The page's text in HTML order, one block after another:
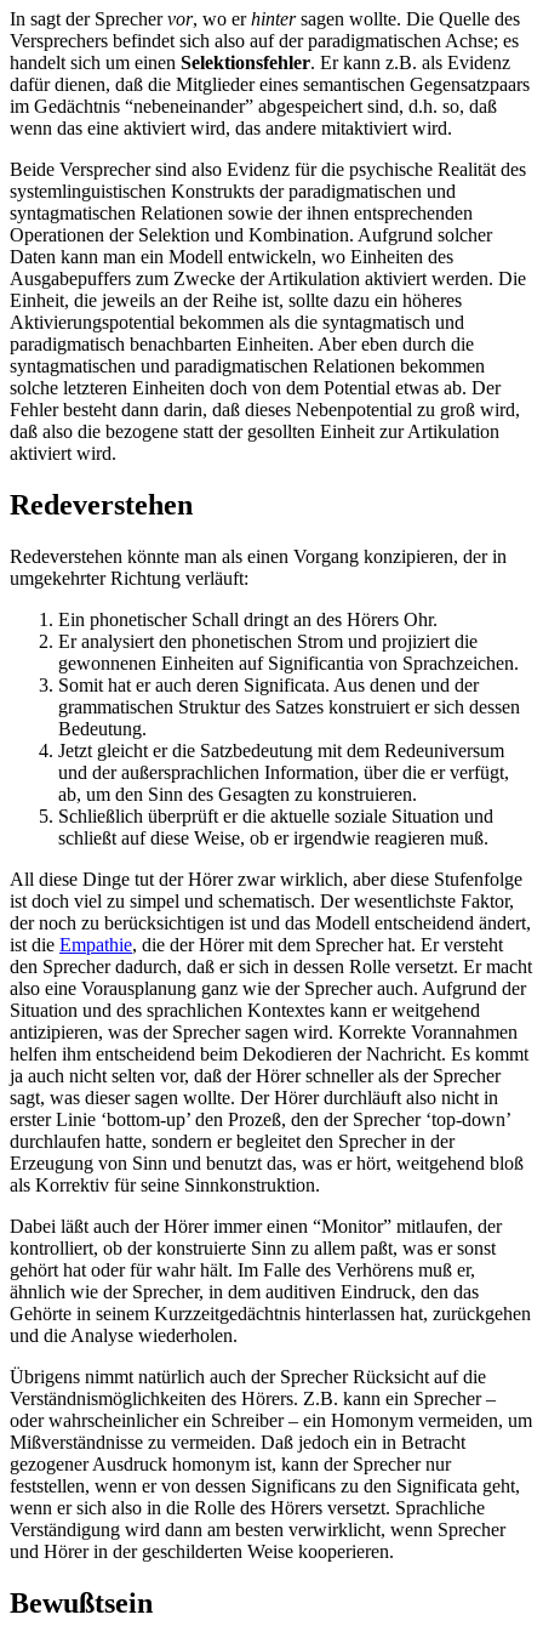
In sagt der Sprechervor, wo erhintersagen wollte. Die Quelle des
Versprechers befindet sich also auf der paradigmatischen Achse; es
handelt sich um einen Selektionsfehler. Er kann z.B. als Evidenz
dafür dienen, daß die Mitglieder eines semantischen Gegensatzpaars
im Gedächtnis “nebeneinander” abgespeichert sind, d.h. so, daß
wenn das eine aktiviert wird, das andere mitaktiviert wird.
Beide Versprecher sind also Evidenz für die psychische Realität des
systemlinguistischen Konstrukts der paradigmatischen und
syntagmatischen Relationen sowie der ihnen entsprechenden
Operationen der Selektion und Kombination. Aufgrund solcher
Daten kann man ein Modell entwickeln, wo Einheiten des
Ausgabepuffers zum Zwecke der Artikulation aktiviert werden. Die
Einheit, die jeweils an der Reihe ist, sollte dazu ein höheres
Aktivierungspotential bekommen als die syntagmatisch und
paradigmatisch benachbarten Einheiten. Aber eben durch die
syntagmatischen und paradigmatischen Relationen bekommen
solche letzteren Einheiten doch von dem Potential etwas ab. Der
Fehler besteht dann darin, daß dieses Nebenpotential zu groß wird,
daß also die bezogene statt der gesollten Einheit zur Artikulation
aktiviert wird.
Redeverstehen
Redeverstehen könnte man als einen Vorgang konzipieren, der in
umgekehrter Richtung verläuft:
Ein phonetischer Schall dringt an des Hörers Ohr.
Er analysiert den phonetischen Strom und projiziert die
gewonnenen Einheiten auf Significantia von Sprachzeichen.
Somit hat er auch deren Significata. Aus denen und der
grammatischen Struktur des Satzes konstruiert er sich dessen
Bedeutung.
Jetzt gleicht er die Satzbedeutung mit dem Redeuniversum
und der außersprachlichen Information, über die er verfügt,
ab, um den Sinn des Gesagten zu konstruieren.
Schließlich überprüft er die aktuelle soziale Situation und
schließt auf diese Weise, ob er irgendwie reagieren muß.
All diese Dinge tut der Hörer zwar wirklich, aber diese Stufenfolge
ist doch viel zu simpel und schematisch. Der wesentlichste Faktor,
der noch zu berücksichtigen ist und das Modell entscheidend ändert,
ist die Empathie, die der Hörer mit dem Sprecher hat. Er versteht
den Sprecher dadurch, daß er sich in dessen Rolle versetzt. Er macht
also eine Vorausplanung ganz wie der Sprecher auch. Aufgrund der
Situation und des sprachlichen Kontextes kann er weitgehend
antizipieren, was der Sprecher sagen wird. Korrekte Vorannahmen
helfen ihm entscheidend beim Dekodieren der Nachricht. Es kommt
ja auch nicht selten vor, daß der Hörer schneller als der Sprecher
sagt, was dieser sagen wollte. Der Hörer durchläuft also nicht in
erster Linie ‘bottom-up’ den Prozeß, den der Sprecher ‘top-down’
durchlaufen hatte, sondern er begleitet den Sprecher in der
Erzeugung von Sinn und benutzt das, was er hört, weitgehend bloß
als Korrektiv für seine Sinnkonstruktion.
Dabei läßt auch der Hörer immer einen “Monitor” mitlaufen, der
kontrolliert, ob der konstruierte Sinn zu allem paßt, was er sonst
gehört hat oder für wahr hält. Im Falle des Verhörens muß er,
ähnlich wie der Sprecher, in dem auditiven Eindruck, den das
Gehörte in seinem Kurzzeitgedächtnis hinterlassen hat, zurückgehen
und die Analyse wiederholen.
Übrigens nimmt natürlich auch der Sprecher Rücksicht auf die
Verständnismöglichkeiten des Hörers. Z.B. kann ein Sprecher –
oder wahrscheinlicher ein Schreiber – ein Homonym vermeiden, um
Mißverständnisse zu vermeiden. Daß jedoch ein in Betracht
gezogener Ausdruck homonym ist, kann der Sprecher nur
feststellen, wenn er von dessen Significans zu den Significata geht,
wenn er sich also in die Rolle des Hörers versetzt. Sprachliche
Verständigung wird dann am besten verwirklicht, wenn Sprecher
und Hörer in der geschilderten Weise kooperieren.
Bewußtsein